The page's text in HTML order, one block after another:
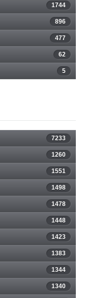
1744
896
477
62
5
7233
1260
1551
1498
1478
1448
1423
1383
1344
1340